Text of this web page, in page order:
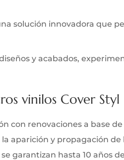
solución innovadora que
y acabados,
vinilos Cover Styl
con renovaciones a base
aparición y propagación
garantizan hasta 10 años